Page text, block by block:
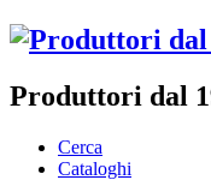
Produttori dal
Cerca
Cataloghi